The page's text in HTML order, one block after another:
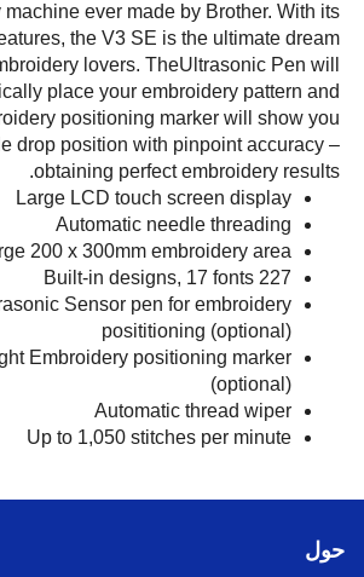
machine ever made by Brother. With its
the V3 SE is the ultimate dream
lovers. TheUltrasonic Pen will
place your embroidery pattern and
positioning marker will show you
drop position with pinpoint accuracy –
obtaining perfect embroidery results.
Large LCD touch screen display
Automatic needle threading
200 x 300mm embroidery area
227 Built-in designs, 17 fonts
Sensor pen for embroidery
posititioning (optional)
Embroidery positioning marker
(optional)
Automatic thread wiper
Up to 1,050 stitches per minute
حول